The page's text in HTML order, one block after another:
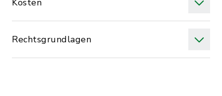
Kosten
Rechtsgrundlagen